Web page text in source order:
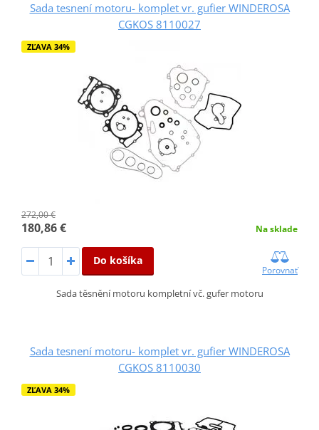
Sada tesnení motoru- komplet vr. gufier WINDEROSA
CGKOS 8110027
ZĽAVA 34%
272,00 €
180,86 € Na sklade
Do košíka
Porovnať
Sada těsnění motoru kompletní vč. gufer motoru
Sada tesnení motoru- komplet vr. gufier WINDEROSA
CGKOS 8110030
ZĽAVA 34%